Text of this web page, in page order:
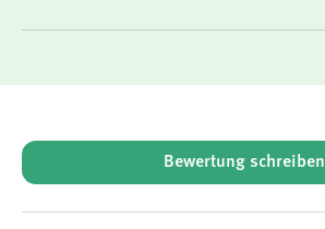
Bewertung schreiben
New content loaded